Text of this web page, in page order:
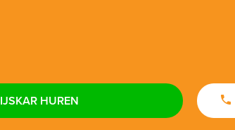
IJSKAR HUREN